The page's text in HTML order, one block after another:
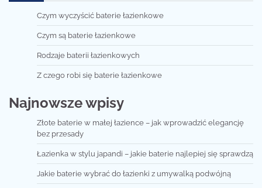
Czym wyczyścić baterie łazienkowe
Czym są baterie łazienkowe
Rodzaje baterii łazienkowych
Z czego robi się baterie łazienkowe
Najnowsze wpisy
Złote baterie w małej łazience – jak wprowadzić elegancję
bez przesady
Łazienka w stylu japandi – jakie baterie najlepiej się sprawdzą
Jakie baterie wybrać do łazienki z umywalką podwójną